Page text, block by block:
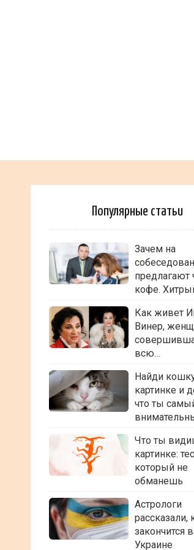
Популярные статьи
Зачем на
предлагают
кофе.
Как живет
Винер,
всю…
Найди
картинке и
что ты
Что ты
картинке:
который не
обманешь
Астрологи
рассказали,
закончится
Украине